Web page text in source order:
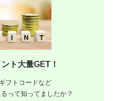
ト大量GET！
フトコードなど
って知ってましたか？